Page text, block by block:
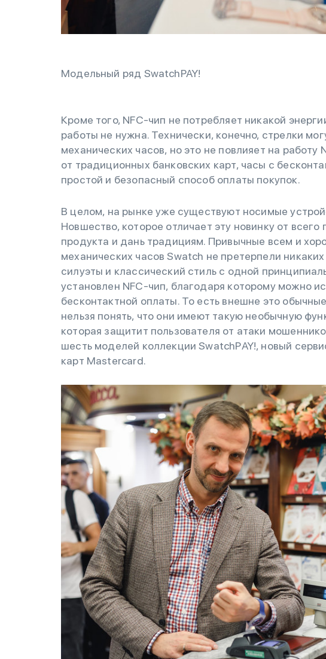
Модельный ряд SwatchPAY!
Кроме того, NFC-чип не потребляет никакой
работы не нужна. Технически, конечно, стрелки
механических часов, но это не повлияет на работу
от традиционных банковских карт, часы с
простой и безопасный способ оплаты покупок.
В целом, на рынке уже существуют носимые
Новшество, которое отличает эту новинку от
продукта и дань традициям. Привычные всем и
механических часов Swatch не претерпели
силуэты и классический стиль с одной
установлен NFC-чип, благодаря которому можно
бесконтактной оплаты. То есть внешне это
нельзя понять, что они имеют такую необычную
которая защитит пользователя от атаки
шесть моделей коллекции SwatchРAY!, новый
карт Mastercard.